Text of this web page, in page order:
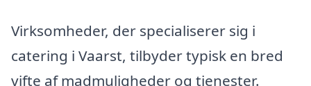
Virksomheder, der specialiserer sig i
catering i Vaarst, tilbyder typisk en bred
vifte af madmuligheder og tjenester.